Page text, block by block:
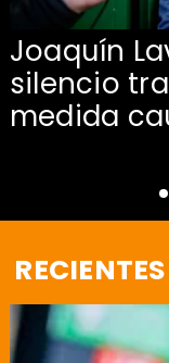
Joaquín
silencio
medida
RECIENTES